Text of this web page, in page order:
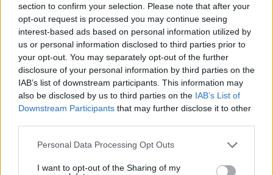
section to confirm your selection. Please note that after your
opt-out request is processed you may continue seeing
interest-based ads based on personal information utilized by
us or personal information disclosed to third parties prior to
your opt-out. You may separately opt-out of the further
disclosure of your personal information by third parties on the
IAB’s list of downstream participants. This information may
also be disclosed by us to third parties on the IAB’s List of
Downstream Participants that may further disclose it to other
Please note that this website/app uses one or more Google
not limited to your visit or usage behaviour. You may click to
Personal Data Processing Opt Outs
I want to opt-out of the Sharing of my
Παρατείνεται έως τις 30 Νοεμβρίου το πρόγραμμα
«Εξοικονομώ - Επιχειρώ» για περισσότερες από 400
επιχειρήσεις
Στο σφυρί η άγνωστη συλλογή πανάκριβων αυτοκινήτων
του Γιώργου Τράγκα
πριν 5 λεπτά
ΠΑΟΚ, Άρης, Ηρακλής: Τρεις διαφορετικές
πριν 12 λεπτά
Η Ρίκα Διαλυνά έγινε 95: Η φωτογραφία πάνω σε
σκάφος από τη δεκαετία του 1960